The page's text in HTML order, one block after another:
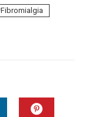
Fibromialgia